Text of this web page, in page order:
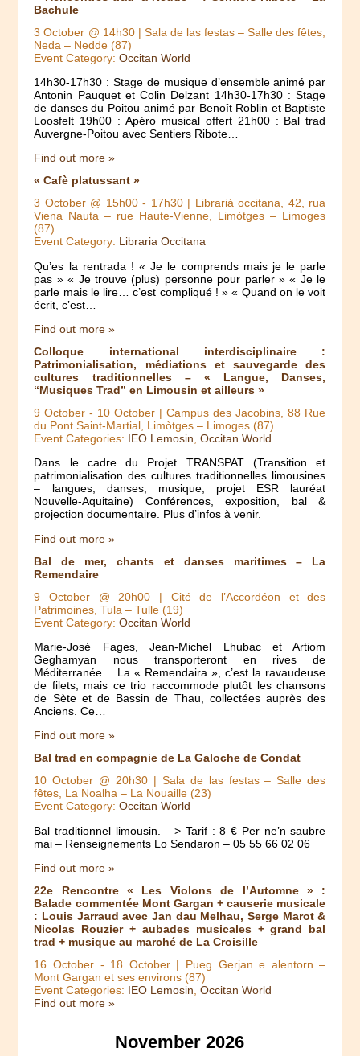
Bachule
3 October @ 14h30| Sala de las festas – Salle des fêtes,
Neda – Nedde (87)
Event Category:Occitan World
14h30-17h30 : Stage de musique d’ensemble animé par
Antonin Pauquet et Colin Delzant 14h30-17h30 : Stage
de danses du Poitou animé par Benoît Roblin et Baptiste
Loosfelt 19h00 : Apéro musical offert 21h00 : Bal trad
Auvergne-Poitou avec Sentiers Ribote…
Find out more »
« Cafè platussant »
3 October @ 15h00- 17h30| Librariá occitana, 42, rua
Viena Nauta – rue Haute-Vienne, Limòtges – Limoges
(87)
Event Category: Libraria Occitana
Qu’es la rentrada ! « Je le comprends mais je le parle
pas » « Je trouve (plus) personne pour parler » « Je le
parle mais le lire… c’est compliqué ! » « Quand on le voit
écrit, c’est…
Find out more »
Colloque international interdisciplinaire :
Patrimonialisation, médiations et sauvegarde des
cultures traditionnelles – « Langue, Danses,
“Musiques Trad” en Limousin et ailleurs »
9 October - 10 October | Campus des Jacobins, 88 Rue
du Pont Saint-Martial, Limòtges – Limoges (87)
Event Categories: IEO Lemosin ,Occitan World
Dans le cadre du Projet TRANSPAT (Transition et
patrimonialisation des cultures traditionnelles limousines
– langues, danses, musique, projet ESR lauréat
Nouvelle-Aquitaine) Conférences, exposition, bal &
projection documentaire. Plus d’infos à venir.
Find out more »
Bal de mer, chants et danses maritimes – La
Remendaire
9 October @ 20h00 | Cité de l’Accordéon et des
Patrimoines, Tula – Tulle (19)
Event Category:Occitan World
Marie-José Fages, Jean-Michel Lhubac et Artiom
Geghamyan nous transporteront en rives de
Méditerranée… La « Remendaira », c’est la ravaudeuse
de filets, mais ce trio raccommode plutôt les chansons
de Sète et de Bassin de Thau, collectées auprès des
Anciens. Ce…
Find out more »
Bal trad en compagnie de La Galoche de Condat
10 October @ 20h30 | Sala de las festas – Salle des
fêtes, La Noalha – La Nouaille (23)
Event Category:Occitan World
Bal traditionnel limousin. > Tarif : 8 € Per ne’n saubre
mai – Renseignements Lo Sendaron – 05 55 66 02 06
Find out more »
22e Rencontre « Les Violons de l’Automne » :
Balade commentée Mont Gargan + causerie musicale
: Louis Jarraud avec Jan dau Melhau, Serge Marot &
Nicolas Rouzier + aubades musicales + grand bal
trad + musique au marché de La Croisille
16 October - 18 October| Pueg Gerjan e alentorn –
Mont Gargan et ses environs (87)
Event Categories: IEO Lemosin ,Occitan World
Find out more »
November 2026